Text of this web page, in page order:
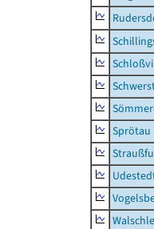
Sprötau